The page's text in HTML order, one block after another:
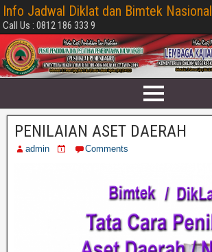
Info Jadwal Diklat dan Bimtek Nasional
Call Us : 0812 186 333 9
PENILAIAN ASET DAERAH
admin Comments